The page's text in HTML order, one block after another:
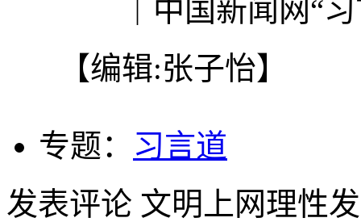
｜中国新闻网“
【编辑:张子怡】
专题： 习言道
发表评论 文明上网理性